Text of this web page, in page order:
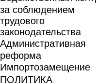
за соблюдением
трудового
законодательства
Административная
реформа
Импортозамещение
ПОЛИТИКА